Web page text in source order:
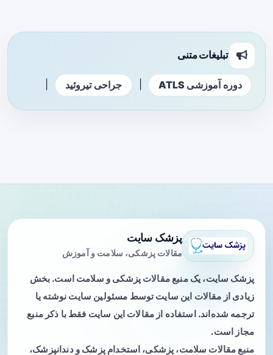
تبلیغات متنی
دوره آموزشی ATLS جراحی تیروئید
پزشک سایت
مقالات پزشکی، سلامت و آموزش
پزشک سایت، یک منبع مقالات پزشکی و سلامت است. بخش
زیادی از مقالات این سایت توسط مسئولین سایت نوشته یا
ترجمه شده‌اند. استفاده از مقالات این سایت فقط با ذکر منبع
مجاز است.
منبع مقالات سلامت، پزشکی، استخدام پزشک و دندانپزشک،